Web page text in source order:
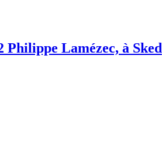
Lamézec, à Sked